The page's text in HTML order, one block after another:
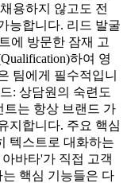
용하지 않고도 전
능합니다. 리드 발굴
에 방문한 잠재 고
하여 영
팀에게 필수적입니
: 상담원의 숙련도
트는 항상 브랜드 가
지합니다. 주요 핵심
텍스트로 대화하는
바타'가 직접 고객
핵심 기능들은 다